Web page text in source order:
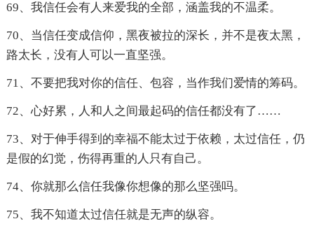
69、我信任会有人来爱我的全部，涵盖我的不温柔。
70、当信任变成信仰，黑夜被拉的深长，并不是夜太黑，
路太长，没有人可以一直坚强。
71、不要把我对你的信任、包容，当作我们爱情的筹码。
72、心好累，人和人之间最起码的信任都没有了……
73、对于伸手得到的幸福不能太过于依赖，太过信任，仍
是假的幻觉，伤得再重的人只有自己。
74、你就那么信任我像你想像的那么坚强吗。
75、我不知道太过信任就是无声的纵容。